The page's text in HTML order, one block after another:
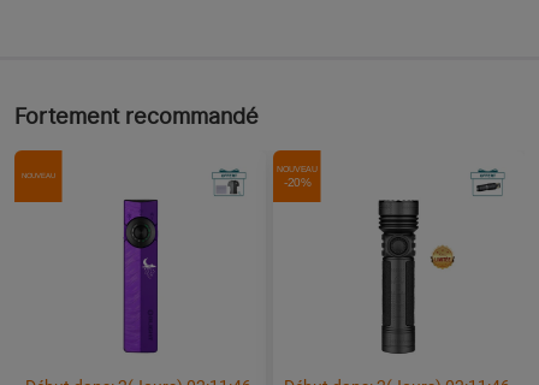
Fortement recommandé
NOUVEAU
NOUVEAU
-20%